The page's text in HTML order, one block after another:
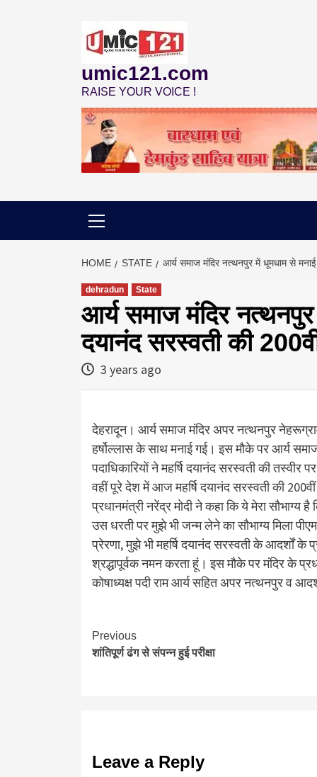
umic121.com
RAISE YOUR VOICE !
HOME STATE आर्य समाज मंदिर नत्थनपुर में धूमधाम से
dehradun State
आर्य समाज मंदिर
दयानंद सरस्वती की
3 years ago
देहरादून। आर्य समाज मंदिर अपर नत्थनपुर
हर्षोल्लास के साथ मनाई गई। इस मौके पर आर्य
पदाधिकारियों ने महर्षि दयानंद सरस्वती की तस्वीर
वहीं पूरे देश में आज महर्षि दयानंद सरस्वती की
प्रधानमंत्री नरेंद्र मोदी ने कहा कि ये मेरा सौभाग्य
उस धरती पर मुझे भी जन्म लेने का सौभाग्य मिला
प्रेरणा, मुझे भी महर्षि दयानंद सरस्वती के आदर्शों के
श्रद्धापूर्वक नमन करता हूं। इस मौके पर मंदिर के
कोषाध्यक्ष पदी राम आर्य सहित अपर नत्थनपुर व
Continue
Reading
Previous
शांतिपूर्ण ढंग से संपन्न हुई परीक्षा
Leave a Reply